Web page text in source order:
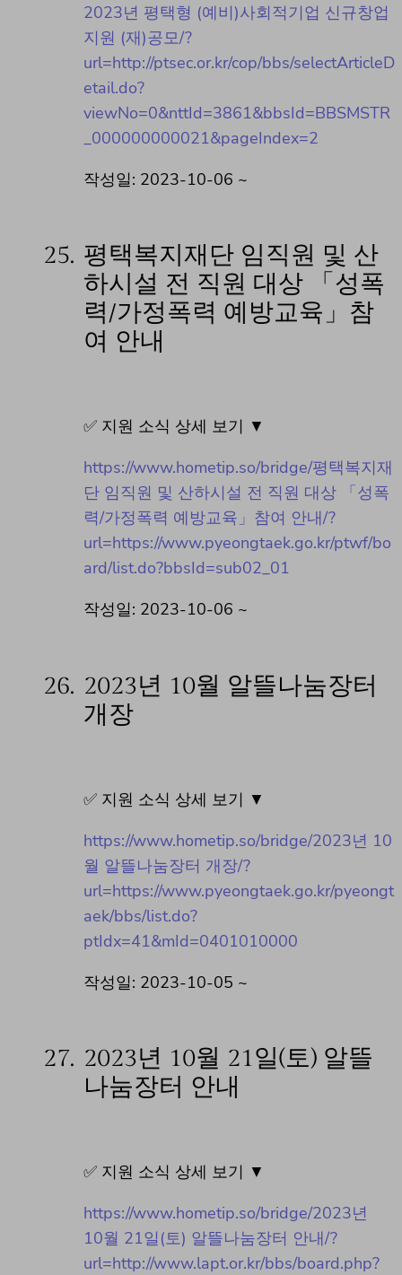
2023년 평택형 (예비)사회적기업 신규창업
지원 (재)공모/?
url=http://ptsec.or.kr/cop/bbs/selectArticleD
etail.do?
viewNo=0&nttId=3861&bbsId=BBSMSTR
_000000000021&pageIndex=2
작성일: 2023-10-06 ~
25. ​평택복지재단 임직원 및 산
하시설 전 직원 대상 「성폭
력/가정폭력 예방교육」참
여 안내
✅ 지원 소식 상세 보기 ▼
https://www.hometip.so/bridge/​평택복지재
단 임직원 및 산하시설 전 직원 대상 「성폭
력/가정폭력 예방교육」참여 안내/?
url=https://www.pyeongtaek.go.kr/ptwf/bo
ard/list.do?bbsId=sub02_01
작성일: 2023-10-06 ~
26. 2023년 10월 알뜰나눔장터
개장
✅ 지원 소식 상세 보기 ▼
https://www.hometip.so/bridge/2023년 10
월 알뜰나눔장터 개장/?
url=https://www.pyeongtaek.go.kr/pyeongt
aek/bbs/list.do?
ptIdx=41&mId=0401010000
작성일: 2023-10-05 ~
27. 2023년 10월 21일(토) 알뜰
나눔장터 안내
✅ 지원 소식 상세 보기 ▼
https://www.hometip.so/bridge/2023년
10월 21일(토) 알뜰나눔장터 안내/?
url=http://www.lapt.or.kr/bbs/board.php?